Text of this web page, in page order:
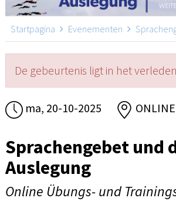
Startpagina Evenementen
De gebeurtenis ligt in het
ma, 20-10-2025 ONLINE
Sprachengebet und
Auslegung
Online Übungs- und